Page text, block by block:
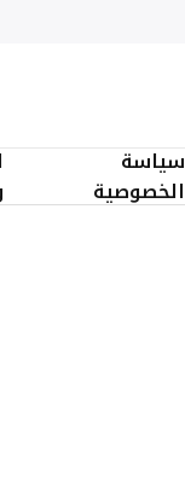
سياسة
الخصوصية